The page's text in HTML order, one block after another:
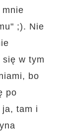
mnie
;). Nie
się w tym
bo
po
ja, tam i